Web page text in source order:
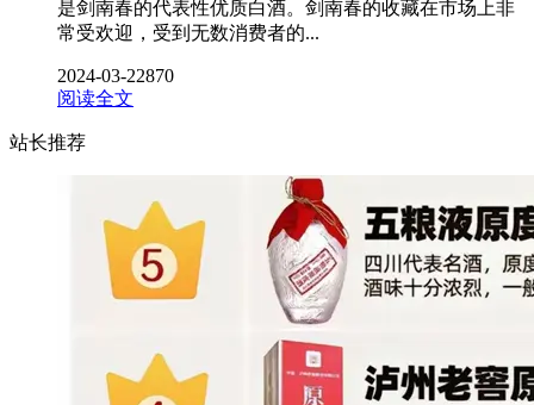
是剑南春的代表性优质白酒。剑南春的收藏在市场上非
常受欢迎，受到无数消费者的...
2024-03-22870
阅读全文
站长推荐